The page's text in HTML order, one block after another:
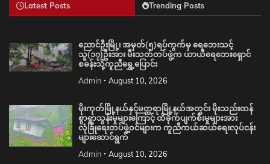
Latest Posts Trending Posts
ညောင်ဦးမြို့၊ အမှတ်(၅)ရပ်ကွက်မှ ရေဘေးသင့်
သူ(၁၇)ဦးအား မီးသတ်တပ်ဖွဲ့က ယာယီရေဘေးရှောင်
စခန်းသို့ကူညီရွှေ့ပြောင်း
Admin August 10, 2026
မိုးကုတ်မြို့နယ်နှင့်မတ္တရာမြို့နယ်အတွင်း မိုးသည်းထန်
စွာရွာသွန်းမှုများကြောင့် ထိခိုက်ပျက်စီးမှုများအား
လုံခြုံရေးတပ်ဖွဲ့ဝင်များက ကူညီကယ်ဆယ်ရေးလုပ်ငန်း
များဆောင်ရွက်
Admin August 10, 2026